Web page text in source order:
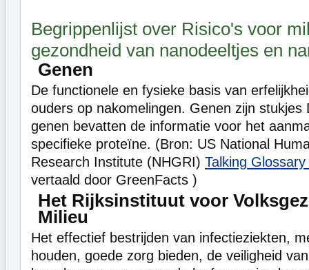
Begrippenlijst over Risico's voor
gezondheid van nanodeeltjes en
Genen
De functionele en fysieke basis van
ouders op nakomelingen. Genen zijn stukjes
genen bevatten de informatie voor het
specifieke proteïne. (Bron: US National
Research Institute (NHGRI) Talking
vertaald door GreenFacts )
Het Rijksinstituut voor
Milieu
Het effectief bestrijden van infectieziekten,
houden, goede zorg bieden, de veiligheid